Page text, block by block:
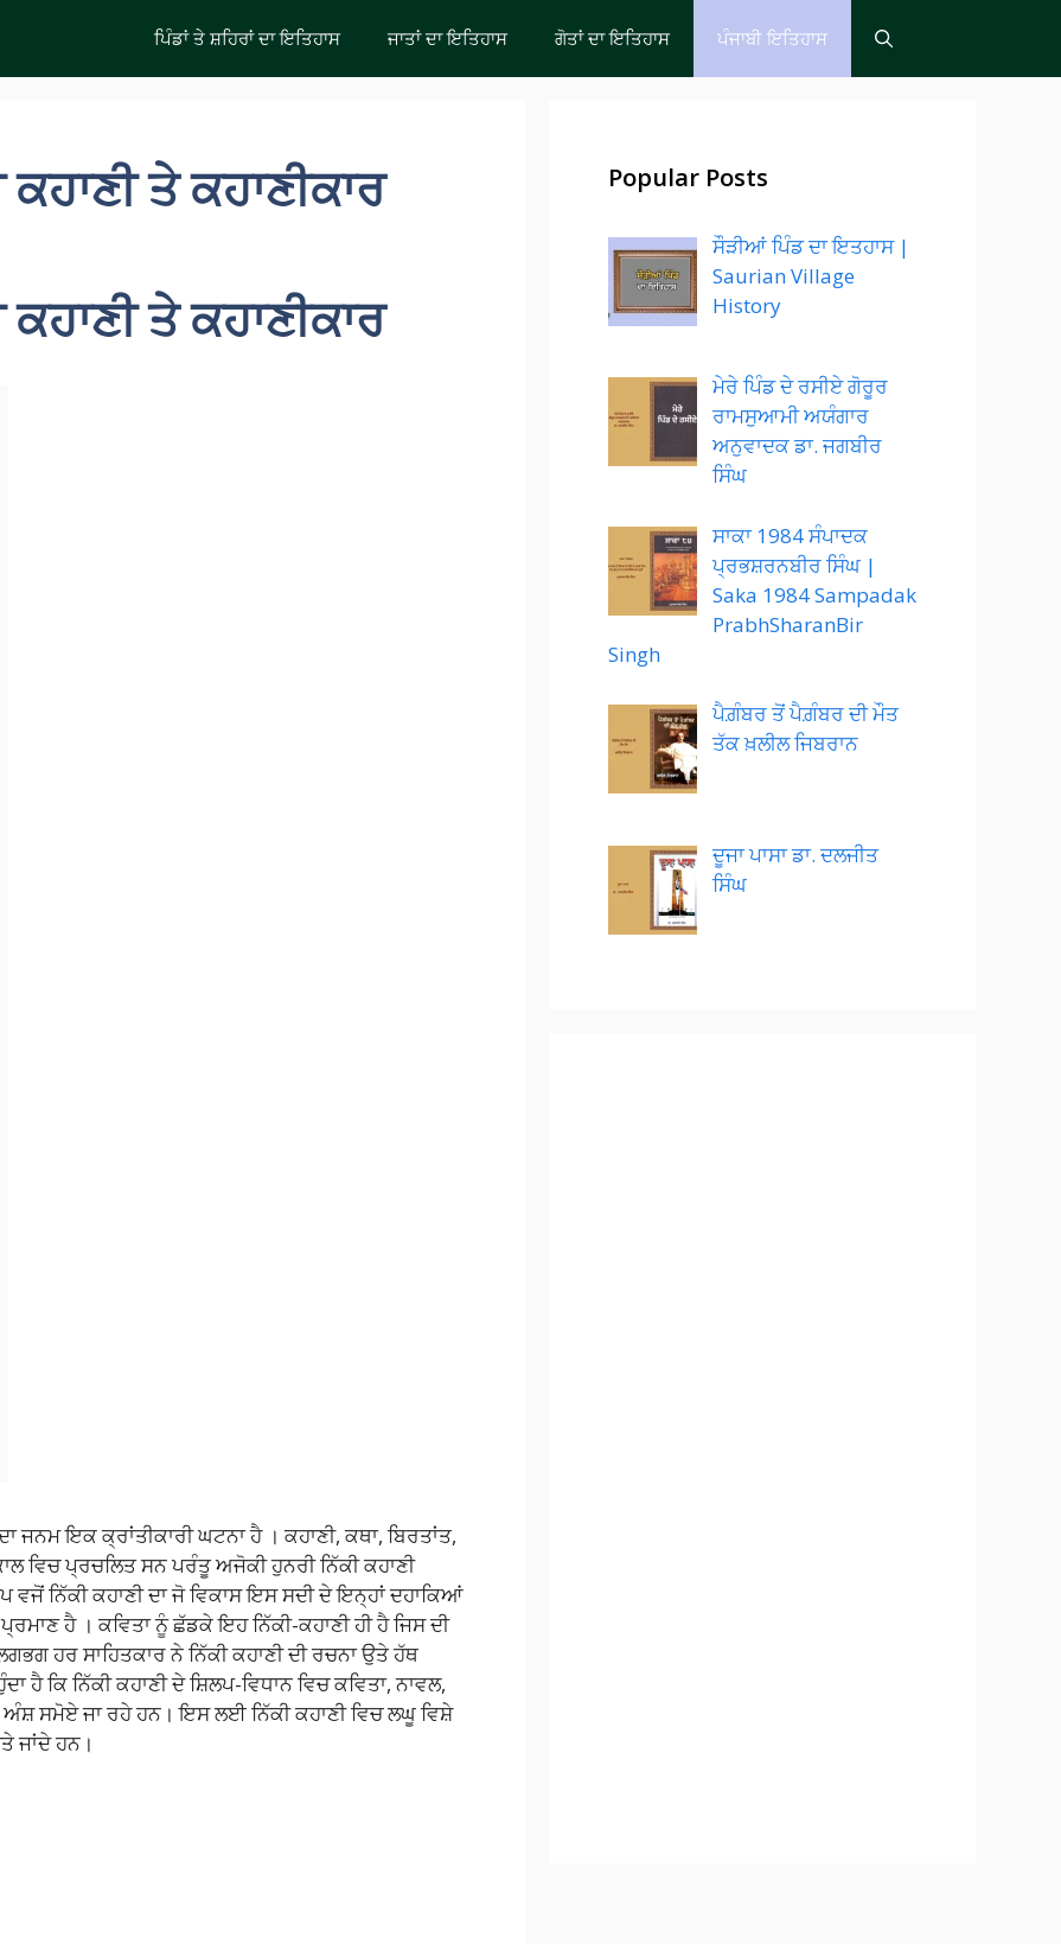
ਪਿੰਡਾਂ ਤੇ ਸ਼ਹਿਰਾਂ ਦਾ ਇਤਿਹਾਸ ਜਾਤਾਂ ਦਾ ਇਤਿਹਾਸ ਗੋਤਾਂ ਦਾ ਇਤਿਹਾਸ ਪੰਜਾਬੀ ਇਤਿਹਾਸ
ਤੇ ਕਹਾਣੀਕਾਰ
ਤੇ ਕਹਾਣੀਕਾਰ
ਜਨਮ ਇਕ ਕ੍ਰਾਂਤੀਕਾਰੀ ਘਟਨਾ ਹੈ । ਕਹਾਣੀ, ਕਥਾ, ਬਿਰਤਾਂਤ,
ਵਿਚ ਪ੍ਰਚਲਿਤ ਸਨ ਪਰੰਤੂ ਅਜੋਕੀ ਹੁਨਰੀ ਨਿੱਕੀ ਕਹਾਣੀ
ਨਿੱਕੀ ਕਹਾਣੀ ਦਾ ਜੋ ਵਿਕਾਸ ਇਸ ਸਦੀ ਦੇ ਇਨ੍ਹਾਂ ਦਹਾਕਿਆਂ
ਹੈ । ਕਵਿਤਾ ਨੂੰ ਛੱਡਕੇ ਇਹ ਨਿੱਕੀ-ਕਹਾਣੀ ਹੀ ਹੈ ਜਿਸ ਦੀ
ਹਰ ਸਾਹਿਤਕਾਰ ਨੇ ਨਿੱਕੀ ਕਹਾਣੀ ਦੀ ਰਚਨਾ ਉਤੇ ਹੱਥ
ਕਿ ਨਿੱਕੀ ਕਹਾਣੀ ਦੇ ਸ਼ਿਲਪ-ਵਿਧਾਨ ਵਿਚ ਕਵਿਤਾ, ਨਾਵਲ,
ਸਮੋਏ ਜਾ ਰਹੇ ਹਨ। ਇਸ ਲਈ ਨਿੱਕੀ ਕਹਾਣੀ ਵਿਚ ਲਘੂ ਵਿਸ਼ੇ
ਜਾਂਦੇ ਹਨ।
Popular Posts
ਸੌੜੀਆਂ ਪਿੰਡ ਦਾ ਇਤਹਾਸ |
Saurian Village
History
ਮੇਰੇ ਪਿੰਡ ਦੇ ਰਸੀਏ ਗੋਰੂਰ
ਰਾਮਸੁਆਮੀ ਅਯੰਗਾਰ
ਅਨੁਵਾਦਕ ਡਾ. ਜਗਬੀਰ
ਸਿੰਘ
ਸਾਕਾ 1984 ਸੰਪਾਦਕ
ਪ੍ਰਭਸ਼ਰਨਬੀਰ ਸਿੰਘ |
Saka 1984 Sampadak
PrabhSharanBir
Singh
ਪੈਗ਼ੰਬਰ ਤੋਂ ਪੈਗ਼ੰਬਰ ਦੀ ਮੌਤ
ਤੱਕ ਖ਼ਲੀਲ ਜਿਬਰਾਨ
ਦੂਜਾ ਪਾਸਾ ਡਾ. ਦਲਜੀਤ
ਸਿੰਘ